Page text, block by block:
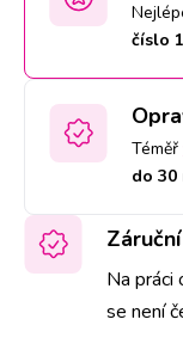
číslo
Téměř
do 30
Na práci
se není